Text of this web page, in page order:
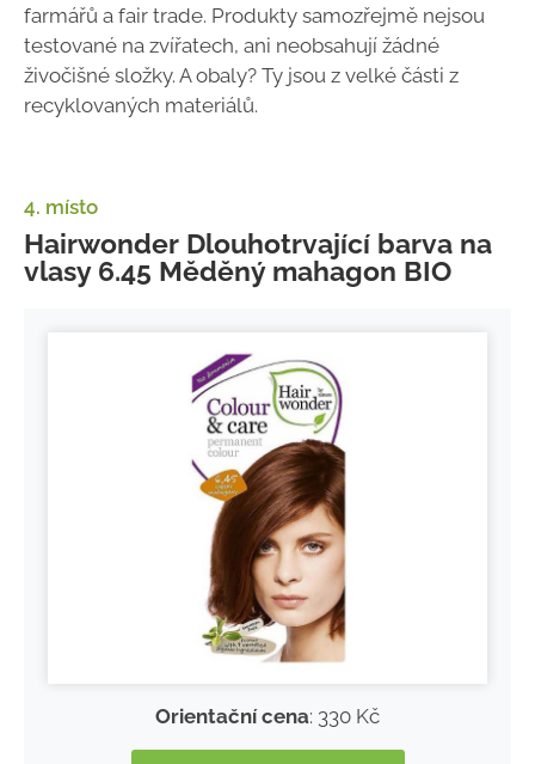
farmářů a fair trade. Produkty samozřejmě nejsou
testované na zvířatech, ani neobsahují žádné
živočišné složky. A obaly? Ty jsou z velké části z
recyklovaných materiálů.
4. místo
Hairwonder Dlouhotrvající barva na
vlasy 6.45 Měděný mahagon BIO
Orientační cena: 330 Kč